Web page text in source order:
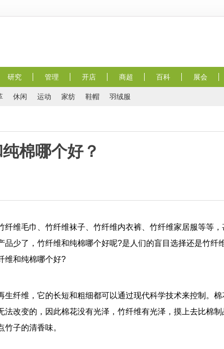
研究 管理 开店 商超 百科 展会
休闲 运动 家纺 鞋帽 羽绒服
棉哪个好？
维毛巾、竹纤维袜子、竹纤维内衣裤、竹纤维家居服等等，
品少了，竹纤维和纯棉哪个好呢?是人们的盲目选择还是竹纤
维和纯棉哪个好?
纤维，它的长短和粗细都可以通过现代科学技术来控制。棉
法改变的，因此棉花没有光泽，竹纤维有光泽，摸上去比棉制
子的清香味。